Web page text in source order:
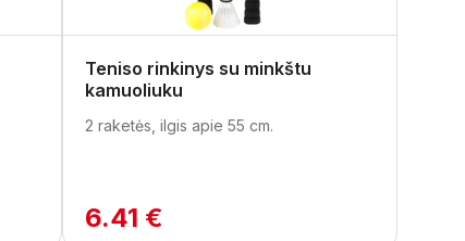
Teniso rinkinys su minkštu
kamuoliuku
2 raketės, ilgis apie 55 cm.
6.41 €